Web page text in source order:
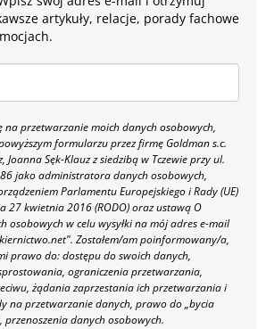
artykuły, relacje, porady fachowe
na przetwarzanie moich danych osobowych,
formularzu przez firmę Goldman s.c.
Joanna Sęk-Klauz z siedzibą w Tczewie przy ul.
jako administratora danych osobowych,
Parlamentu Europejskiego i Rady (UE)
27 kwietnia 2016 (RODO) oraz ustawą O
osobowych w celu wysyłki na mój adres e-mail
Zostałem/am poinformowany/a,
prawo do: dostępu do swoich danych,
ograniczenia przetwarzania,
żądania zaprzestania ich przetwarzania i
na przetwarzanie danych, prawo do „bycia
danych osobowych.